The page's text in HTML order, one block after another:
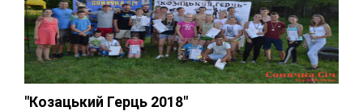
"Козацький Герць 2018"